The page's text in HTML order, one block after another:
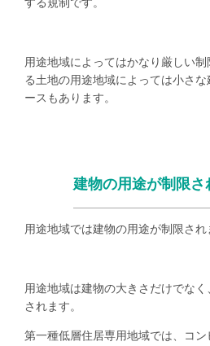
する規制です。
用途地域によってはかなり厳しい
る土地の用途地域によっては小さ
ースもあります。
建物の用途が制限さ
用途地域では建物の用途が制限され
用途地域は建物の大きさだけでな
されます。
第一種低層住居専用地域では、コ